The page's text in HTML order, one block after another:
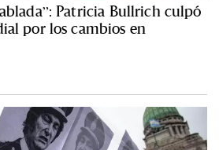
Patricia Bullrich culpó
por los cambios en